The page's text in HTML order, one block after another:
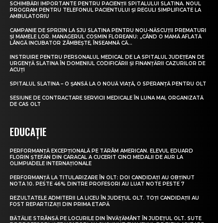
SCHIMBĂRI IMPORTANTE PENTRU PACIENȚII SPITALULUI SLATINA. NOUL
PROGRAM PENTRU TELEFONUL PACIENTULUI ȘI REGULI SIMPLIFICATE LA
AMBULATORIU
CAMPANIE DE SPRIJIN LA SJU SLATINA PENTRU NOU-NĂSCUȚII PREMATURI
ȘI MAMELE LOR. MANAGERUL COSMIN FLOREANU: „CÂND O MAMĂ AFLATĂ
LÂNGĂ INCUBATOR ZÂMBEȘTE, ÎNSEAMNĂ CĂ...
INSTRUIRE PENTRU PERSONALUL MEDICAL DE LA SPITALUL JUDEȚEAN DE
URGENȚĂ SLATINA ÎN DOMENIUL CODIFICĂRII ȘI FINANȚĂRII CAZURILOR DE
ACUȚI
SPITALUL SLATINA – O ȘANSĂ LA O NOUĂ VIAȚĂ, O SPERANȚĂ PENTRU OLT
SESIUNE DE CONTRACTARE SERVICII MEDICALE ÎN LUNA MAI, ORGANIZATĂ
DE CAS OLT
EDUCAȚIE
PERFORMANȚĂ EXCEPȚIONALĂ PE TĂRÂM AMERICAN. ELEVUL EDUARD
FLORIN ȘTEFAN DIN CARACAL A CUCERIT CINCI MEDALII DE AUR LA
OLIMPIADELE INTERNAȚIONALE
PERFORMANȚĂ LA TITULARIZARE ÎN OLT: DOI CANDIDAȚI AU OBȚINUT
NOTA 10. PESTE 46% DINTRE PROFESORI AU LUAT NOTE PESTE 7
REZULTATELE ADMITERII LA LICEU ÎN JUDEȚUL OLT. TOȚI CANDIDAȚII AU
FOST REPARTIZAȚI DIN PRIMA ETAPĂ
BĂTĂLIE STRÂNSĂ PE LOCURILE DIN ÎNVĂȚĂMÂNT ÎN JUDEȚUL OLT. SUTE